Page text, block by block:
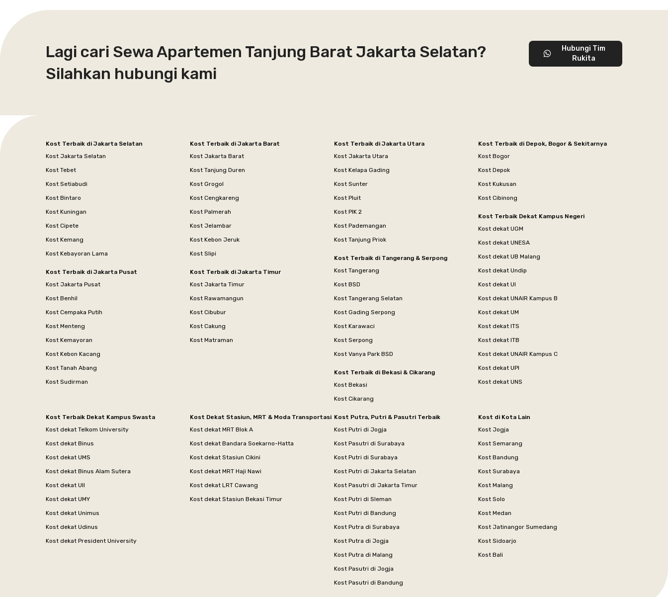
Lagi cari Sewa Apartemen Tanjung Barat Jakarta Selatan?
Silahkan hubungi kami
Hubungi Tim
Rukita
Kost Terbaik di Jakarta Selatan
Kost Jakarta Selatan
Kost Tebet
Kost Setiabudi
Kost Bintaro
Kost Kuningan
Kost Cipete
Kost Kemang
Kost Kebayoran Lama
Kost Terbaik di Jakarta Pusat
Kost Jakarta Pusat
Kost Benhil
Kost Cempaka Putih
Kost Menteng
Kost Kemayoran
Kost Kebon Kacang
Kost Tanah Abang
Kost Sudirman
Kost Terbaik di Jakarta Barat
Kost Jakarta Barat
Kost Tanjung Duren
Kost Grogol
Kost Cengkareng
Kost Palmerah
Kost Jelambar
Kost Kebon Jeruk
Kost Slipi
Kost Terbaik di Jakarta Timur
Kost Jakarta Timur
Kost Rawamangun
Kost Cibubur
Kost Cakung
Kost Matraman
Kost Terbaik di Jakarta Utara
Kost Jakarta Utara
Kost Kelapa Gading
Kost Sunter
Kost Pluit
Kost PIK 2
Kost Pademangan
Kost Tanjung Priok
Kost Terbaik di Tangerang & Serpong
Kost Tangerang
Kost BSD
Kost Tangerang Selatan
Kost Gading Serpong
Kost Karawaci
Kost Serpong
Kost Vanya Park BSD
Kost Terbaik di Bekasi & Cikarang
Kost Bekasi
Kost Cikarang
Kost Terbaik di Depok, Bogor & Sekitarnya
Kost Bogor
Kost Depok
Kost Kukusan
Kost Cibinong
Kost Terbaik Dekat Kampus Negeri
Kost dekat UGM
Kost dekat UNESA
Kost dekat UB Malang
Kost dekat Undip
Kost dekat UI
Kost dekat UNAIR Kampus B
Kost dekat UM
Kost dekat ITS
Kost dekat ITB
Kost dekat UNAIR Kampus C
Kost dekat UPI
Kost dekat UNS
Kost Terbaik Dekat Kampus Swasta
Kost dekat Telkom University
Kost dekat Binus
Kost dekat UMS
Kost dekat Binus Alam Sutera
Kost dekat UII
Kost dekat UMY
Kost dekat Unimus
Kost dekat Udinus
Kost dekat President University
Kost Dekat Stasiun, MRT & Moda Transportasi
Kost dekat MRT Blok A
Kost dekat Bandara Soekarno-Hatta
Kost dekat Stasiun Cikini
Kost dekat MRT Haji Nawi
Kost dekat LRT Cawang
Kost dekat Stasiun Bekasi Timur
Kost Putra, Putri & Pasutri Terbaik
Kost Putri di Jogja
Kost Pasutri di Surabaya
Kost Putri di Surabaya
Kost Putri di Jakarta Selatan
Kost Pasutri di Jakarta Timur
Kost Putri di Sleman
Kost Putri di Bandung
Kost Putra di Surabaya
Kost Putra di Jogja
Kost Putra di Malang
Kost Pasutri di Jogja
Kost Pasutri di Bandung
Kost di Kota Lain
Kost Jogja
Kost Semarang
Kost Bandung
Kost Surabaya
Kost Malang
Kost Solo
Kost Medan
Kost Jatinangor Sumedang
Kost Sidoarjo
Kost Bali